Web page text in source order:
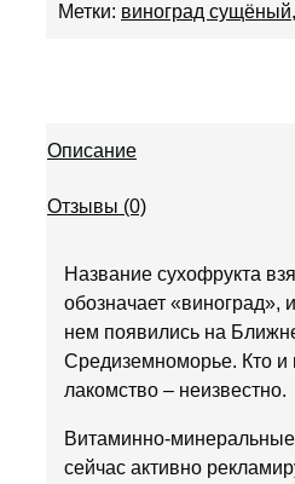
Метки: виноград сущёный,
Описание
Отзывы (0)
Название сухофрукта
обозначает «виноград»,
нем появились на
Средиземноморье. Кто и
лакомство – неизвестно.
Витаминно-
сейчас активно